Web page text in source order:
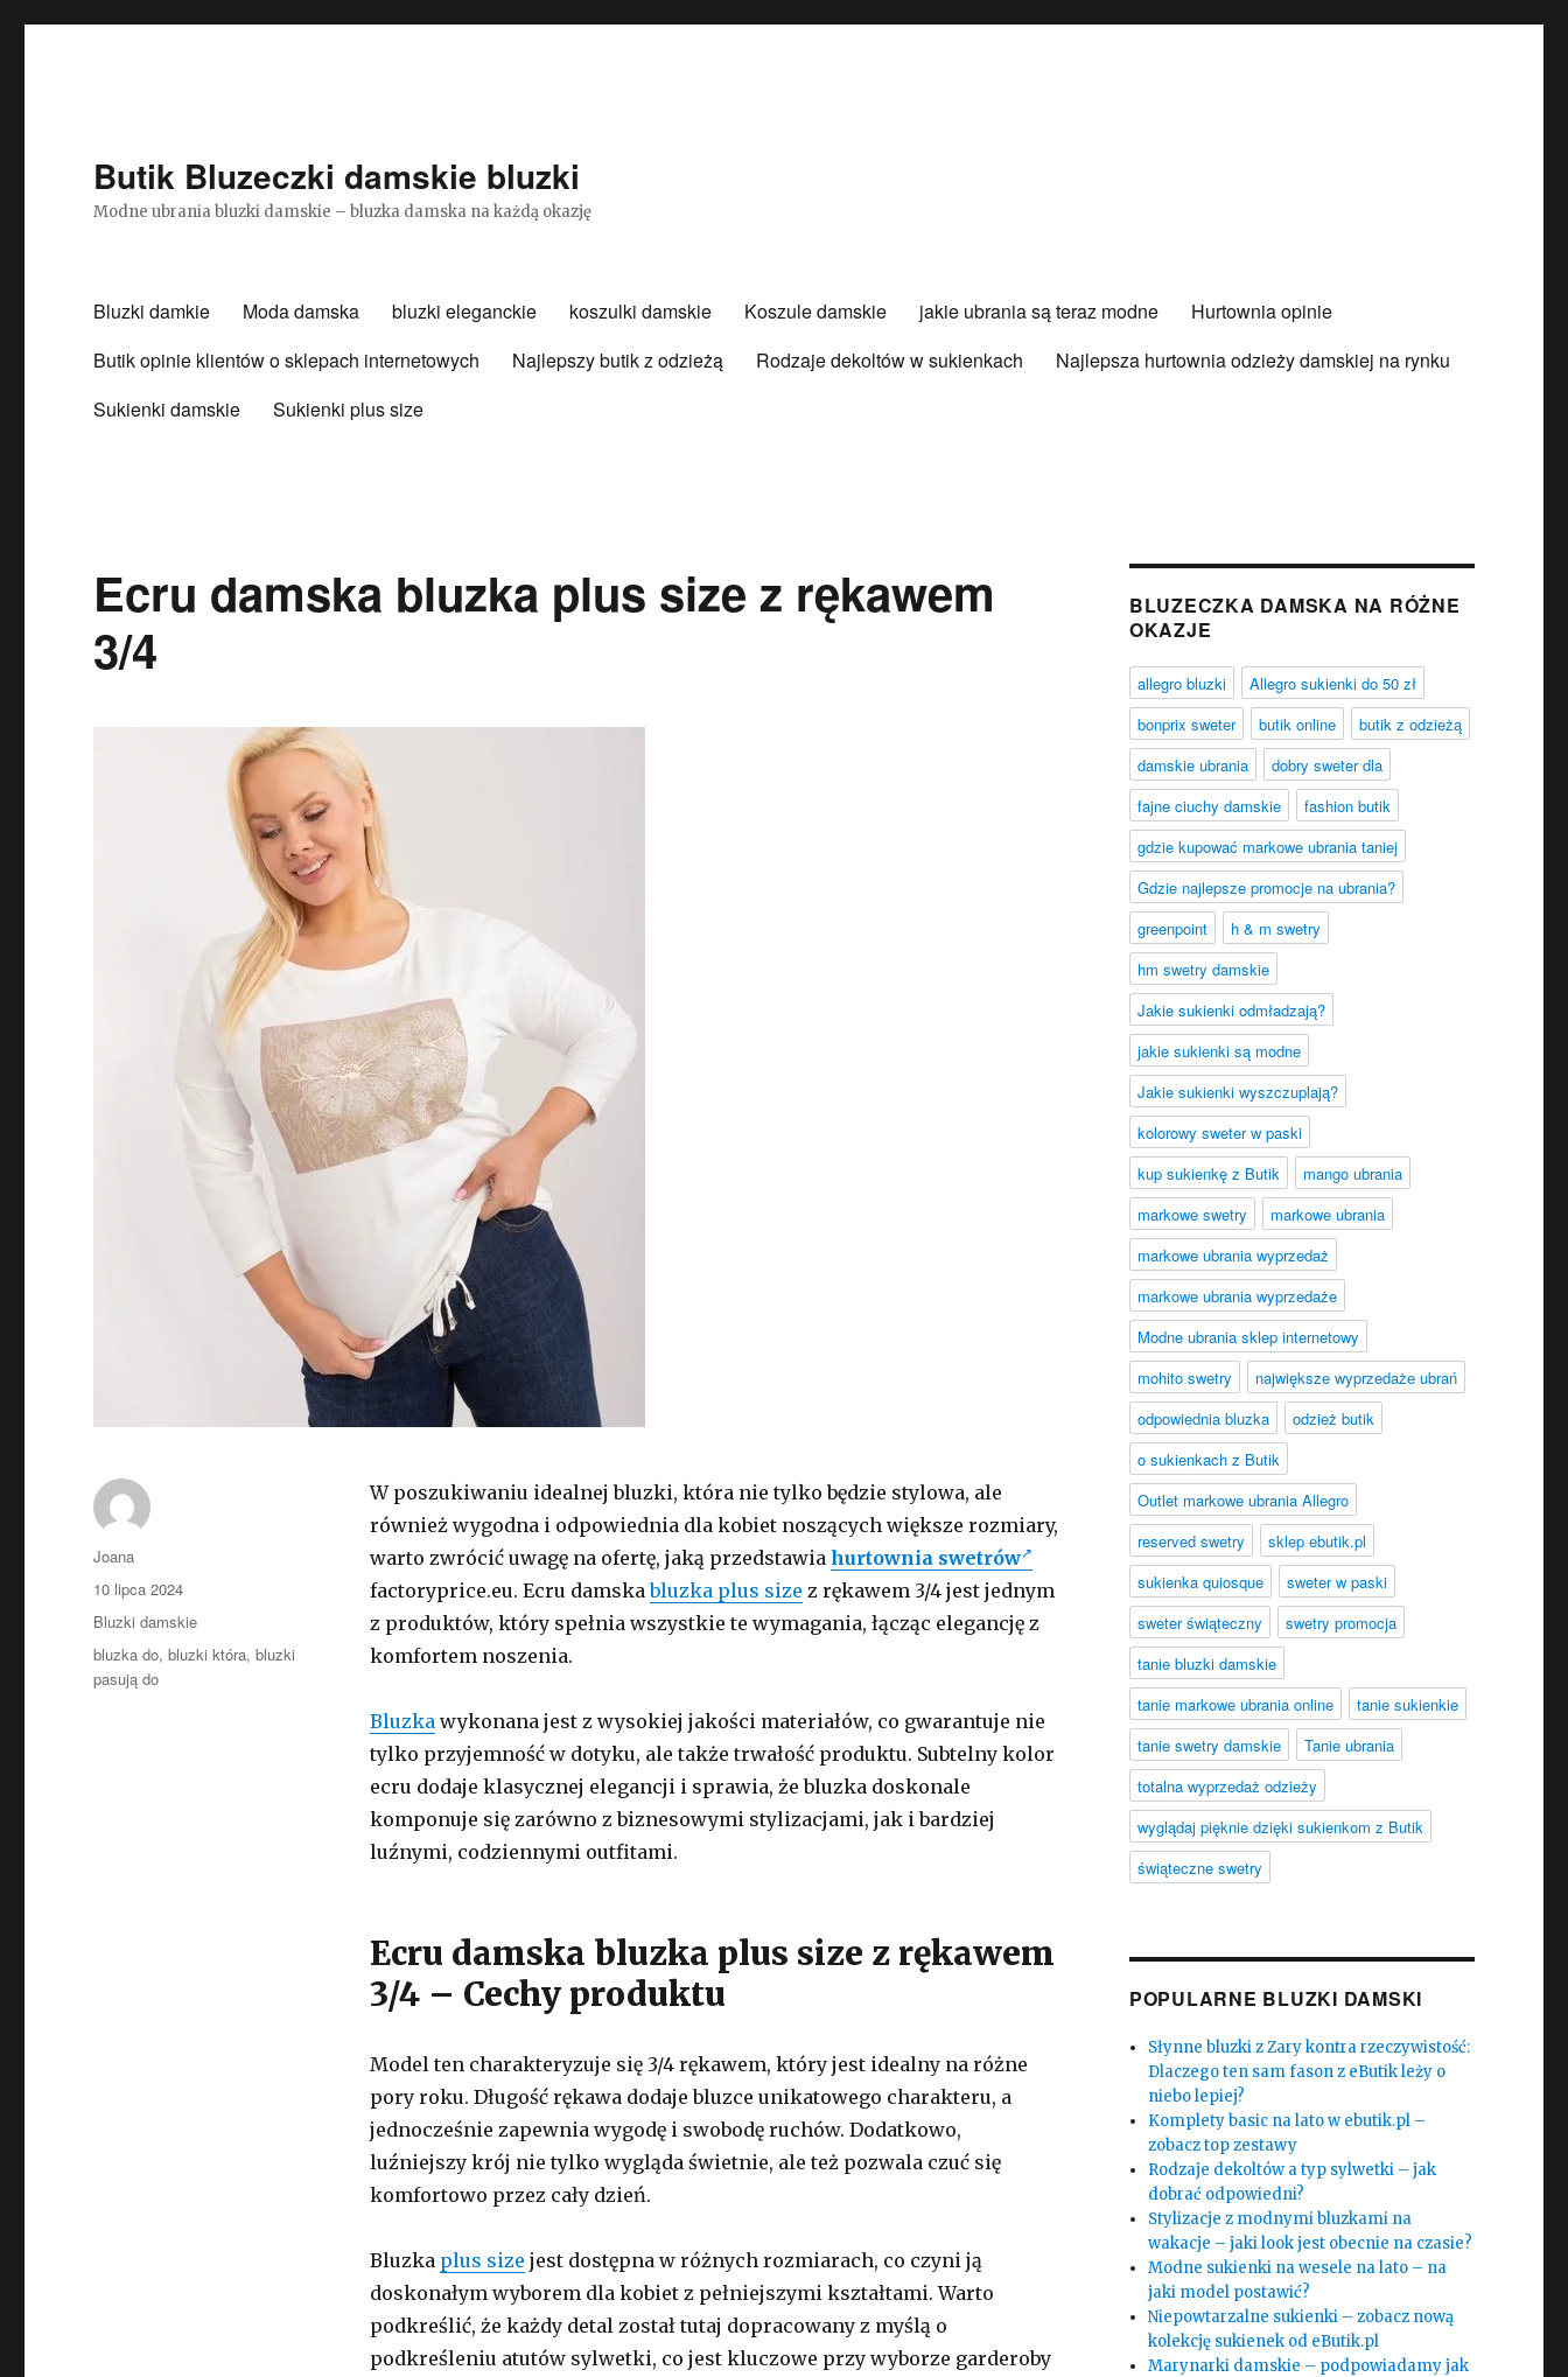
Butik Bluzeczki damskie bluzki
Modne ubrania bluzki damskie – bluzka damska na każdą okazję
Bluzki damkie Moda damska bluzki eleganckie koszulki damskie Koszule damskie jakie ubrania są teraz modne
Hurtownia opinie
Butik opinie klientów o sklepach internetowych
Najlepszy butik z odzieżą Rodzaje dekoltów w sukienkach
Najlepsza hurtownia odzieży damskiej na rynku
Sukienki damskie
Sukienki plus size
Ecru damska bluzka plus size z rękawem
3/4
W poszukiwaniu idealnej bluzki, która nie tylko będzie stylowa, ale
również wygodna i odpowiednia dla kobiet noszących większe rozmiary,
warto zwrócić uwagę na ofertę, jaką przedstawia hurtownia swetrów
factoryprice.eu. Ecru damskabluzka plus size z rękawem 3/4 jest jednym
z produktów, który spełnia wszystkie te wymagania, łącząc elegancję z
komfortem noszenia.
Bluzkawykonana jest z wysokiej jakości materiałów, co gwarantuje nie
tylko przyjemność w dotyku, ale także trwałość produktu. Subtelny kolor
ecru dodaje klasycznej elegancji i sprawia, że bluzka doskonale
komponuje się zarówno z biznesowymi stylizacjami, jak i bardziej
luźnymi, codziennymi outfitami.
Ecru damska bluzka plus size z rękawem
3/4 – Cechy produktu
Model ten charakteryzuje się 3/4 rękawem, który jest idealny na różne
pory roku. Długość rękawa dodaje bluzce unikatowego charakteru, a
jednocześnie zapewnia wygodę i swobodę ruchów. Dodatkowo,
luźniejszy krój nie tylko wygląda świetnie, ale też pozwala czuć się
komfortowo przez cały dzień.
Bluzka plus size jest dostępna w różnych rozmiarach, co czyni ją
doskonałym wyborem dla kobiet z pełniejszymi kształtami. Warto
podkreślić, że każdy detal został tutaj dopracowany z myślą o
podkreśleniu atutów sylwetki, co jest kluczowe przy wyborze garderoby
Autor
Joana
Opublikowano
10 lipca 2024
Kategorie
Bluzki damskie
Tagi
bluzka do,bluzki która,bluzki
pasują do
BLUZECZKA DAMSKA NA RÓŻNE
OKAZJE
allegro bluzki
Allegro sukienki do 50 zł
bonprix sweter
butik online
butik z odzieżą
damskie ubrania
dobry sweter dla
fajne ciuchy damskie
fashion butik
gdzie kupować markowe ubrania taniej
Gdzie najlepsze promocje na ubrania?
greenpoint
h & m swetry
hm swetry damskie
Jakie sukienki odmładzają?
jakie sukienki są modne
Jakie sukienki wyszczuplają?
kolorowy sweter w paski
kup sukienkę z Butik
mango ubrania
markowe swetry
markowe ubrania
markowe ubrania wyprzedaż
markowe ubrania wyprzedaże
Modne ubrania sklep internetowy
mohito swetry
największe wyprzedaże ubrań
odpowiednia bluzka
odzież butik
o sukienkach z Butik
Outlet markowe ubrania Allegro
reserved swetry
sklep ebutik.pl
sukienka quiosque
sweter w paski
sweter świąteczny
swetry promocja
tanie bluzki damskie
tanie markowe ubrania online
tanie sukienkie
tanie swetry damskie
Tanie ubrania
totalna wyprzedaż odzieży
wyglądaj pięknie dzięki sukienkom z Butik
świąteczne swetry
POPULARNE BLUZKI DAMSKI
Słynne bluzki z Zary kontra rzeczywistość:
Dlaczego ten sam fason z eButik leży o
niebo lepiej?
Komplety basic na lato w ebutik.pl –
zobacz top zestawy
Rodzaje dekoltów a typ sylwetki – jak
dobrać odpowiedni?
Stylizacje z modnymi bluzkami na
wakacje – jaki look jest obecnie na czasie?
Modne sukienki na wesele na lato – na
jaki model postawić?
Niepowtarzalne sukienki – zobacz nową
kolekcję sukienek od eButik.pl
Marynarki damskie – podpowiadamy jak